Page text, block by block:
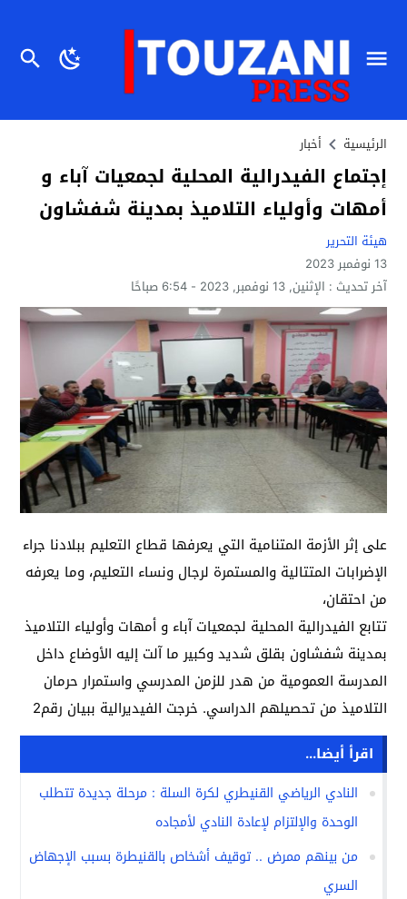
الرئيسية أخبار
إجتماع الفيدرالية المحلية لجمعيات آباء و
أمهات وأولياء التلاميذ بمدينة شفشاون
هيئة التحرير
13 نوفمبر 2023
آخر تحديث : الإثنين, 13 نوفمبر, 2023 - 6:54 صباحًا
على إثر الأزمة المتنامية التي يعرفها قطاع التعليم ببلادنا جراء
الإضرابات المتتالية والمستمرة لرجال ونساء التعليم، وما يعرفه
من احتقان،
تتابع الفيدرالية المحلية لجمعيات آباء و أمهات وأولياء التلاميذ
بمدينة شفشاون بقلق شديد وكبير ما آلت إليه الأوضاع داخل
المدرسة العمومية من هدر للزمن المدرسي واستمرار حرمان
التلاميذ من تحصيلهم الدراسي. خرجت الفيديرالية ببيان رقم2
اقرأ أيضا...
النادي الرياضي القنيطري لكرة السلة : مرحلة جديدة تتطلب
الوحدة والإلتزام لإعادة النادي لأمجاده
من بينهم ممرض .. توقيف أشخاص بالقنيطرة بسبب الإجهاض
السري